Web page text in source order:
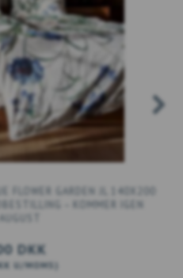
FLOWER GARDEN JL 140X200
– KOMMER IGEN
DKK
U/MOMS